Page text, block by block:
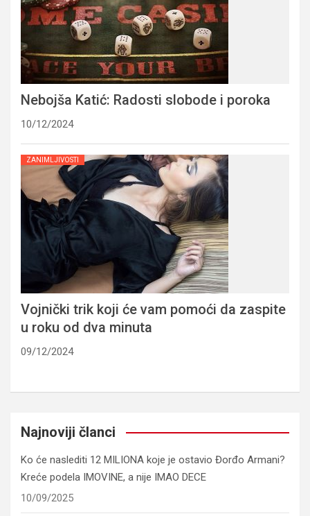
Nebojša Katić: Radosti slobode i poroka
10/12/2024
ZANIMLJIVOSTI
Vojnički trik koji će vam pomoći da zaspite
u roku od dva minuta
09/12/2024
Najnoviji članci
Ko će naslediti 12 MILIONA koje je ostavio Đorđo Armani?
Kreće podela IMOVINE, a nije IMAO DECE
10/09/2025